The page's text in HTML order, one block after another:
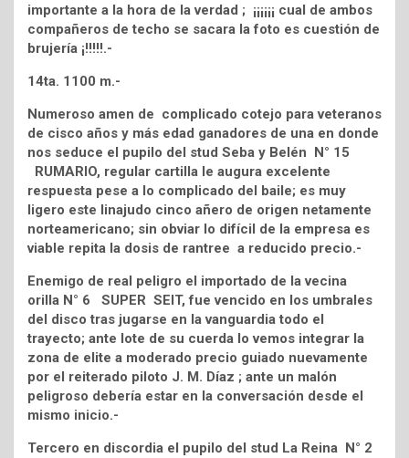
importante a la hora de la verdad ; ¡¡¡¡¡¡ cual de ambos
compañeros de techo se sacara la foto es cuestión de
brujería ¡!!!!!.-
14ta. 1100 m.-
Numeroso amen de complicado cotejo para veteranos
de cisco años y más edad ganadores de una en donde
nos seduce el pupilo del stud Seba y Belén N° 15
RUMARIO, regular cartilla le augura excelente
respuesta pese a lo complicado del baile; es muy
ligero este linajudo cinco añero de origen netamente
norteamericano; sin obviar lo difícil de la empresa es
viable repita la dosis de rantree a reducido precio.-
Enemigo de real peligro el importado de la vecina
orilla N° 6 SUPER SEIT, fue vencido en los umbrales
del disco tras jugarse en la vanguardia todo el
trayecto; ante lote de su cuerda lo vemos integrar la
zona de elite a moderado precio guiado nuevamente
por el reiterado piloto J. M. Díaz ; ante un malón
peligroso debería estar en la conversación desde el
mismo inicio.-
Tercero en discordia el pupilo del stud La Reina N° 2